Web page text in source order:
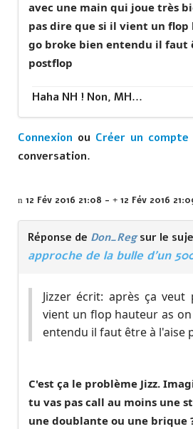
avec une main qui joue très
pas dire que si il vient un flop
go broke bien entendu il faut
postflop
Haha NH ! Non, MH...
Connexion ou Créer un compte
conversation.
12 Fév 2016 21:08 - 12 Fév 2016
Réponse de Don_Regsur le
approche de la bulle d'un
Jizzer écrit: après ça
vient un flop hauteur as
entendu il faut être à l'aise
C'est ça le problème Jizz.
tu vas pas call au moins une
une doublante ou une brique